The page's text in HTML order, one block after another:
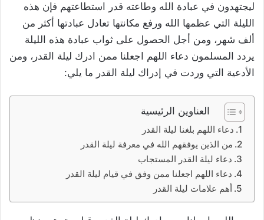
ليجتهدون في عبادة الله وطاعته قدر استطاعتهم فإن هذه
الليلة التي عظمها الله ورفع مكانتها تعادل عبادتها أكثر من
ألف شهر، ومن أجل الحصول على ثواب عبادة هذه الليلة
يردد المسلمون دعاء اللهم اجعلنا ممن ادرك ليلة القدر، ومن
الأدعية التي وردت في إدراك ليلة القدر ما يلي:
العناوين الرئيسية
دعاء اللهم بلغنا ليلة القدر
من الذين يوفقهم الله في معرفة ليلة القدر
دعاء ليلة القدر المستجاب
دعاء اللهم اجعلنا ممن وفق في قيام ليلة القدر
أهم علامات ليلة القدر